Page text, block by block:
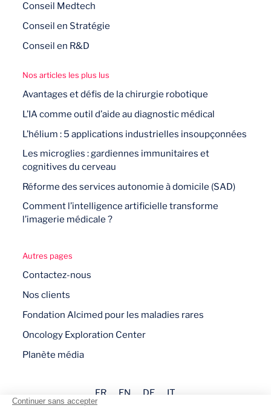
Conseil Medtech
Conseil en Stratégie
Conseil en R&D
Nos articles les plus lus
Avantages et défis de la chirurgie robotique
L’IA comme outil d’aide au diagnostic médical
L’hélium : 5 applications industrielles insoupçonnées
Les microglies : gardiennes immunitaires et
cognitives du cerveau
Réforme des services autonomie à domicile (SAD)
Comment l’intelligence artificielle transforme
l’imagerie médicale ?
Autres pages
Contactez-nous
Nos clients
Fondation Alcimed pour les maladies rares
Oncology Exploration Center
Planète média
FR EN DE IT